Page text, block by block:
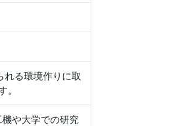
る環境作りに取
や大学での研究